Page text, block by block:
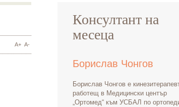
A+ A-
Консултант на
месеца
Борислав Чонгов
Борислав Чонгов е
работещ в Медицински център
„Ортомед“ към УСБАЛ по